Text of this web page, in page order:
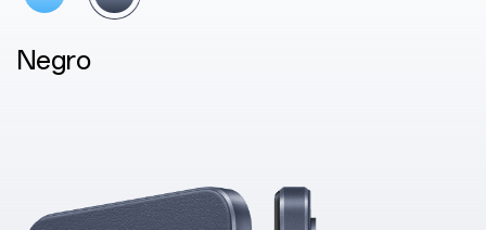
Azul